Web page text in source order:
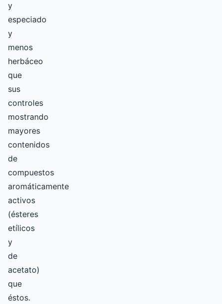
y
especiado
y
menos
herbáceo
que
sus
controles
mostrando
mayores
contenidos
de
compuestos
aromáticamente
activos
(ésteres
etílicos
y
de
acetato)
que
éstos.